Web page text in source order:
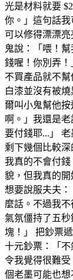
光是材料就要
你。」這句話
可以修得漂漂
鬼說：「喂！
錢喔！你別弄
不買產品就不
白漆並沒有被
爾叫小鬼幫他
啊。」我還是
要付錢耶...」
剩下幾個比較
我真的不會付
貌，但我真的
想要說服夫夫
麼話。不過我
氣氛僵持了五
塊！」 把鈔票
十元鈔票：「
令我覺得很難
個老墨可能也